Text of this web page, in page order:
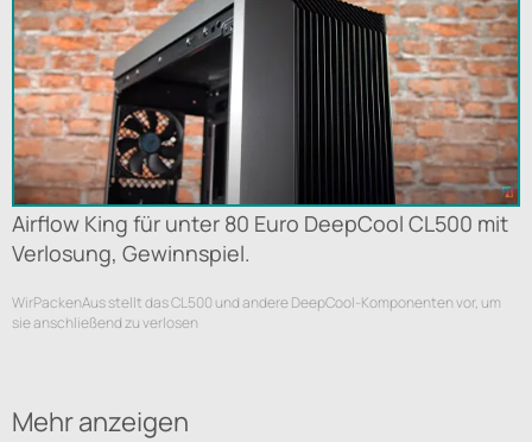
Airflow King für unter 80 Euro DeepCool CL500 mit
Verlosung, Gewinnspiel.
WirPackenAus stellt das CL500 und andere DeepCool-Komponenten vor, um
sie anschließend zu verlosen
Mehr anzeigen